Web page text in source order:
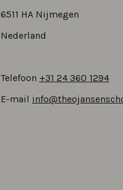
6511 HA Nijmegen
Nederland
Telefoon +31 24 360 1294
E-mail